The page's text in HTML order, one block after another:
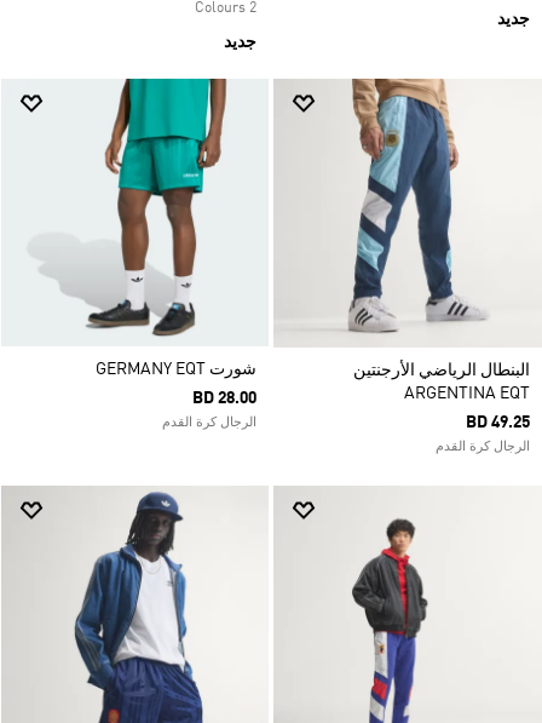
جديد
2 Colours
جديد
البنطال الرياضي الأرجنتين
ARGENTINA EQT
BD 49.25
الرجال كرة القدم
شورت GERMANY EQT
BD 28.00
الرجال كرة القدم